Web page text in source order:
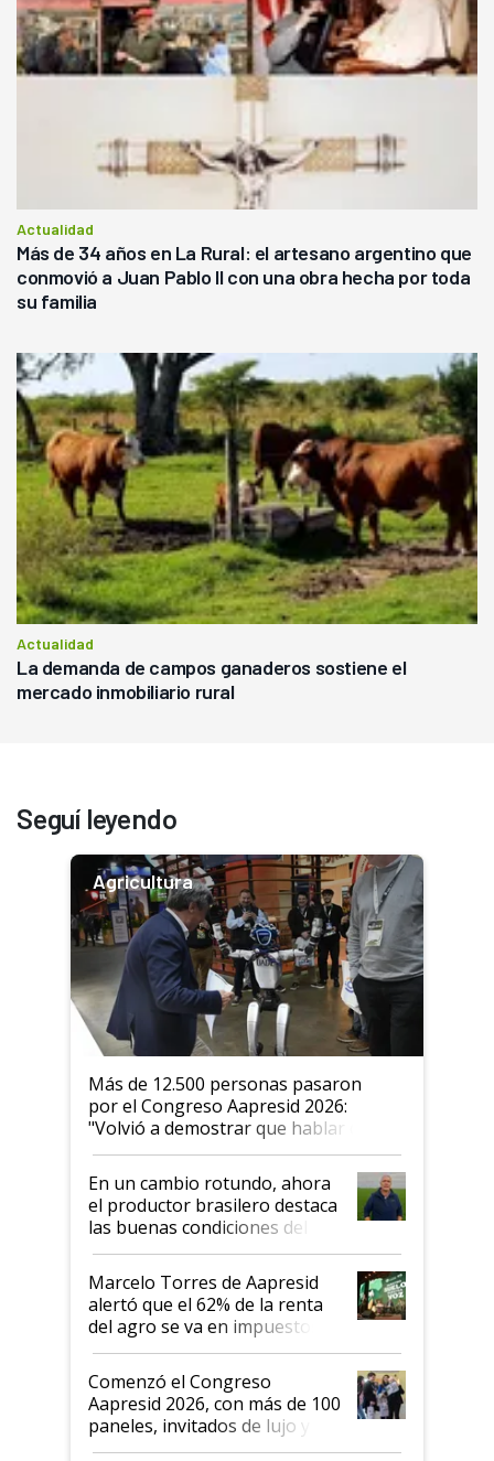
Actualidad
Más de 34 años en La Rural: el artesano argentino que
conmovió a Juan Pablo II con una obra hecha por toda
su familia
Actualidad
La demanda de campos ganaderos sostiene el
mercado inmobiliario rural
Seguí leyendo
Agricultura
Más de 12.500 personas pasaron
por el Congreso Aapresid 2026:
"Volvió a demostrar que hablar del
suelo es hablar de todo el sistema
productivo"
En un cambio rotundo, ahora
el productor brasilero destaca
las buenas condiciones del
agro argentino para invertir:
"Los veo más motivados"
Marcelo Torres de Aapresid
alertó que el 62% de la renta
del agro se va en impuestos:
"No es bueno que en
Argentina se sigan discutiendo
las mismas cosas de hace 50
años"
Comenzó el Congreso
Aapresid 2026, con más de 100
paneles, invitados de lujo y
todas las tendencias